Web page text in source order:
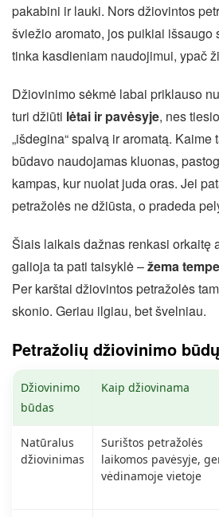
pakabini ir lauki. Nors džiovintos
šviežio aromato, jos puikiai išsaugo
tinka kasdieniam naudojimui, ypač
Džiovinimo sėkmė labai priklauso
turi džiūti lėtai ir pavėsyje, nes
„išdegina“ spalvą ir aromatą. Kaime
būdavo naudojamas kluonas,
kampas, kur nuolat juda oras. Jei
petražolės ne džiūsta, o pradeda
Šiais laikais dažnas renkasi orkaitę
galioja ta pati taisyklė –žema
Per karštai džiovintos petražolės
skonio. Geriau ilgiau, bet švelniau.
Petražolių džiovinimo
Džiovinimo
būdas
Kaip džiovinama
Natūralus
džiovinimas
Surištos petražolės
laikomos pavėsyje,
vėdinamoje vietoje